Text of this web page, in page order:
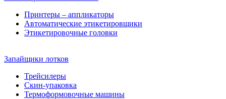
Принтеры – аппликаторы
Автоматические этикетировщики
Этикетировочные головки
Запайщики лотков
Трейсилеры
Скин-упаковка
Термоформовочные машины